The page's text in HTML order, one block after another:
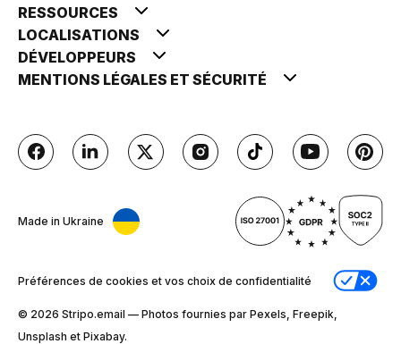
RESSOURCES
LOCALISATIONS
DÉVELOPPEURS
MENTIONS LÉGALES ET SÉCURITÉ
Made in Ukraine
Préférences de cookies et vos choix de confidentialité
© 2026 Stripо.email — Photos fournies par Pexels, Freepik,
Unsplash et Pixabay.